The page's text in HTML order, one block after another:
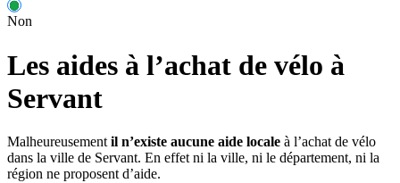
Non
Les aides à l’achat de vélo à
Servant
Malheureusement il n’existe aucune aide locale à l’achat de vélo
dans la ville de Servant. En effet ni la ville, ni le département, ni la
région ne proposent d’aide.